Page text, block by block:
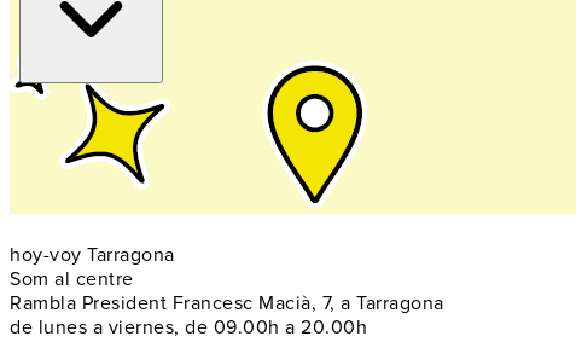
hoy-voy Tarragona
Som al centre
Rambla President Francesc Macià, 7, a Tarragona
de lunes a viernes, de 09.00h a 20.00h